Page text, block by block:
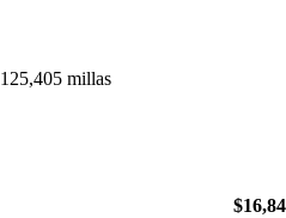
125,405 millas